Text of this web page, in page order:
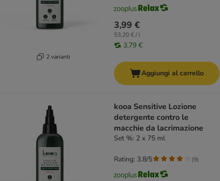
2 varianti
3,99 €
53,20 € / l
3,79 €
Aggiungi al carrello
kooa Sensitive Lozione
detergente contro le
macchie da lacrimazione
Set %: 2 x 75 ml
Rating: 3.8/5 (9)